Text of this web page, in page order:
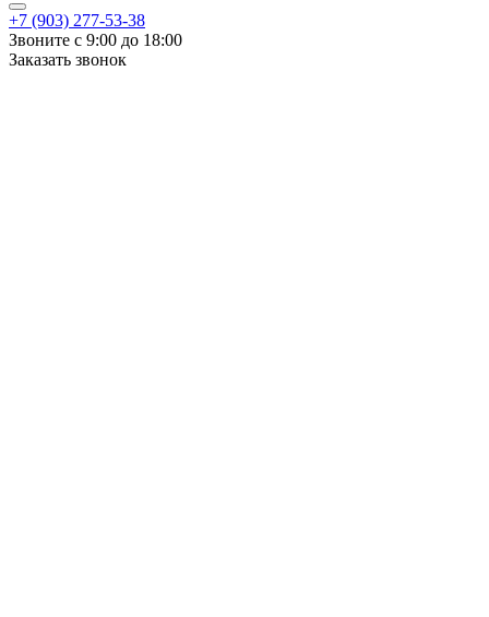
+7 (903) 277-53-38
Звоните с 9:00 до 18:00
Заказать звонок